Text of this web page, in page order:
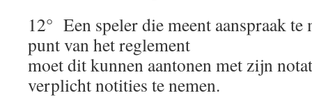
12° Een speler die meent aanspraak te
punt van het reglement
moet dit kunnen aantonen met zijn
verplicht notities te nemen.